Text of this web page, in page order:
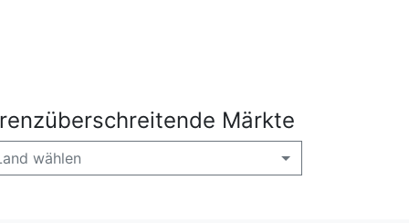
Märkte
wählen